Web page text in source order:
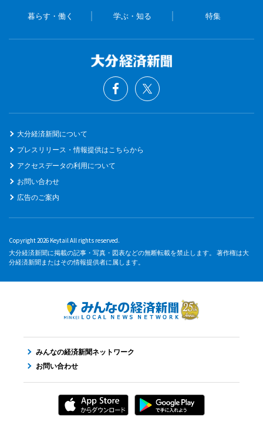
暮らす・働く 学ぶ・知る 特集
大分経済新聞について
プレスリリース・情報提供はこちらから
アクセスデータの利用について
お問い合わせ
広告のご案内
Copyright 2026 Keytail All rights reserved.
大分経済新聞に掲載の記事・写真・図表などの無断転載を禁止します。 著作権は大
分経済新聞またはその情報提供者に属します。
みんなの経済新聞ネットワーク
お問い合わせ